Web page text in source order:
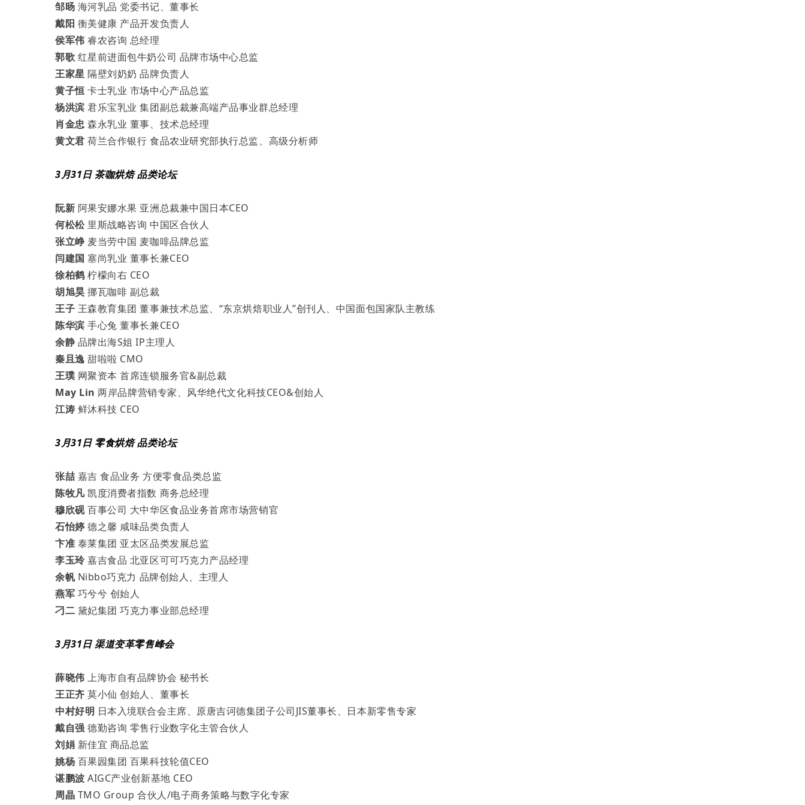
邹旸 海河乳品 党委书记、董事长
戴阳 衡美健康 产品开发负责人
侯军伟 睿农咨询 总经理
郭歌 红星前进面包牛奶公司 品牌市场中心总监
王家星 隔壁刘奶奶 品牌负责人
黄子恒 卡士乳业 市场中心产品总监
杨洪滨 君乐宝乳业 集团副总裁兼高端产品事业群总经理
肖金忠 森永乳业 董事、技术总经理
黄文君荷兰合作银行 食品农业研究部执行总监、高级分析师
3月31日 茶咖烘焙 品类论坛
阮新 阿果安娜水果 亚洲总裁兼中国日本CEO
何松松里斯战略咨询 中国区合伙人
张立峥 麦当劳中国 麦咖啡品牌总监
闫建国 塞尚乳业 董事长兼CEO
徐柏鹤 柠檬向右 CEO
胡旭昊挪瓦咖啡 副总裁
王子 王森教育集团 董事兼技术总监、“东京烘焙职业人”创刊人、中国面包国家队主教练
陈华滨手心兔 董事长兼CEO
余静品牌出海S姐 IP主理人
秦且逸 甜啦啦 CMO
王璞 网聚资本 首席连锁服务官&副总裁
May Lin 两岸品牌营销专家、风华绝代文化科技CEO&创始人
江涛 鲜沐科技 CEO
3月31日 零食烘焙 品类论坛
张喆 嘉吉 食品业务 方便零食品类总监
陈牧凡凯度消费者指数 商务总经理
穆欣砚百事公司 大中华区食品业务首席市场营销官
石怡婷 德之馨 咸味品类负责人
卞准 泰莱集团 亚太区品类发展总监
李玉玲嘉吉食品 北亚区可可巧克力产品经理
余帆Nibbo巧克力 品牌创始人、主理人
燕军 巧兮兮 创始人
刁二 黛妃集团 巧克力事业部总经理
3月31日 渠道变革零售峰会
薛晓伟 上海市自有品牌协会 秘书长
王正齐 莫小仙 创始人、董事长
中村好明 日本入境联合会主席、原唐吉诃德集团子公司JIS董事长、日本新零售专家
戴自强 德勤咨询 零售行业数字化主管合伙人
刘娟 新佳宜 商品总监
姚杨 百果园集团 百果科技轮值CEO
谌鹏波AIGC产业创新基地 CEO
周晶 TMO Group 合伙人/电子商务策略与数字化专家